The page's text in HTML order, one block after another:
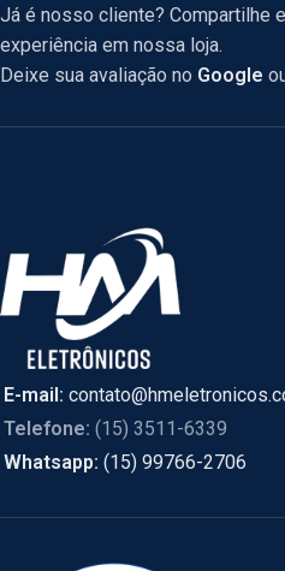
Já é nosso cliente? Compartilhe
experiência em nossa loja.
Deixe sua avaliação no Google
E-mail:
Telefone: (15) 3511-6339
Whatsapp: (15) 99766-2706